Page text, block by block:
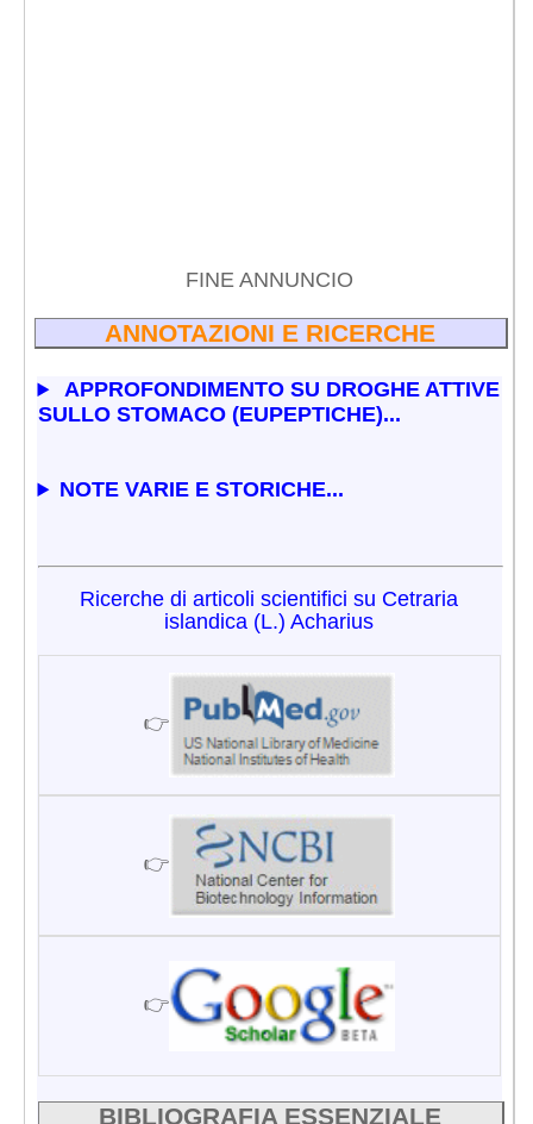
FINE ANNUNCIO
ANNOTAZIONI E RICERCHE
APPROFONDIMENTO SU DROGHE ATTIVE
SULLO STOMACO (EUPEPTICHE)...
NOTE VARIE E STORICHE...
Ricerche di articoli scientifici su Cetraria
islandica (L.) Acharius
👉
👉
👉
BIBLIOGRAFIA ESSENZIALE